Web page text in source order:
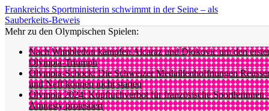
Frankreichs Sportministerin schwimmt in der Seine – als
Sauberkeits-Beweis
Mehr zu den Olympischen Spielen:
Nach Wimbledon kämpfen Alcaraz und Djokovic um den
Olympia-Triumph
Olympia-Schock: Die Schweizer Medaillenhoffnungen
und Neff können nicht starten
Olympia 2024: Kopftuchverbot für französische Sportlerinnen
Amnesty protestiert